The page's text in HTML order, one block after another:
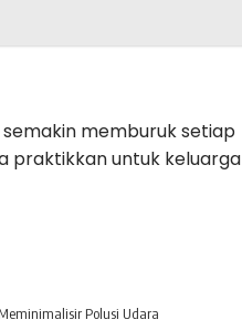
memburuk setiap
praktikkan untuk keluarga
Polusi Udara